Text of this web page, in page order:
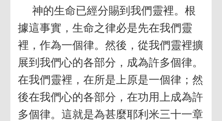
神的生命已經分賜到我們靈裡。根
據這事實，生命之律必是先在我們靈
裡，作為一個律。然後，從我們靈裡擴
展到我們心的各部分，成為許多個律。
在我們靈裡，在所是上原是一個律；然
後在我們心的各部分，在功用上成為許
多個律。這就是為甚麼耶利米三十一章